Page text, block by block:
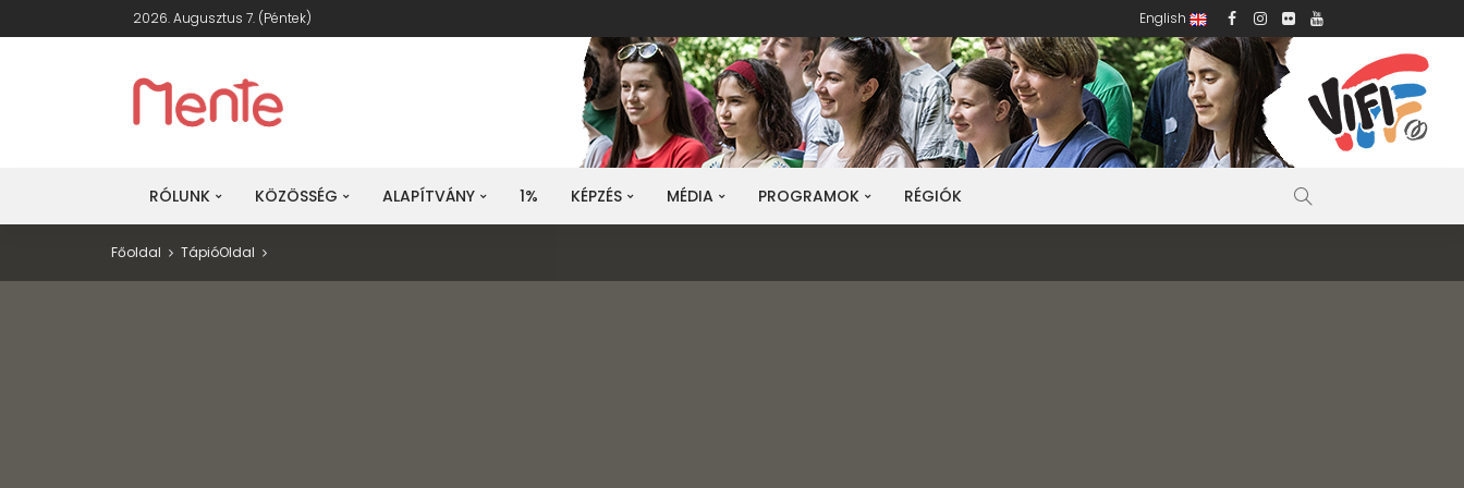
2026. Augusztus 7. (péntek) English
RÓLUNK KÖZÖSSÉG ALAPÍTVÁNY 1% KÉPZÉS MÉDIA PROGRAMOK RÉGIÓK
Főoldal TápióOldal